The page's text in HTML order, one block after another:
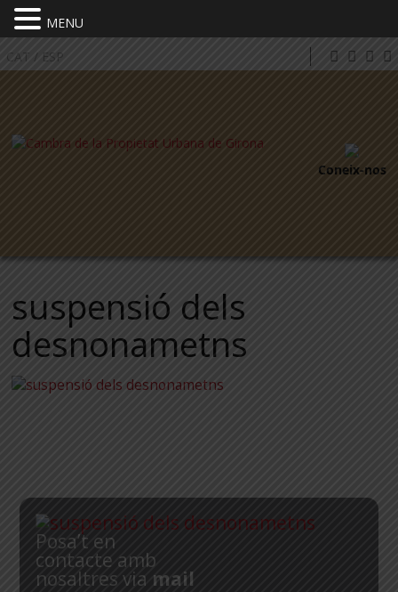
CAT / ESP
Coneix-nos
suspensió dels
desnonametns
Posa’t en
contacte amb
nosaltres via mail
MENU